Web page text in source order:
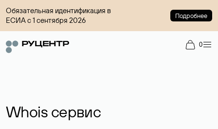
Обязательная идентификация в
ЕСИА с 1 сентября 2026
Подробнее
0
Whois сервис